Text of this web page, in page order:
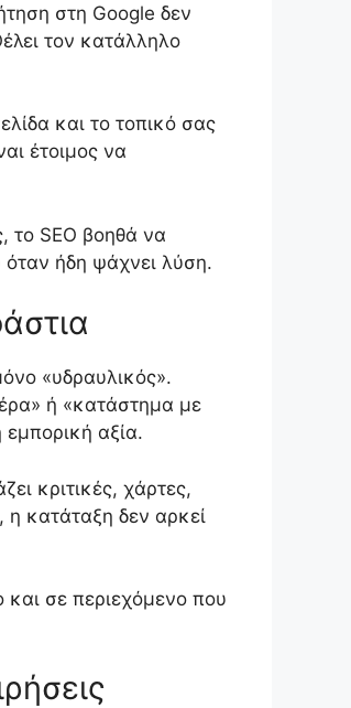
στη Google δεν
τον κατάλληλο
και το τοπικό σας
έτοιμος να
το SEO βοηθά να
όταν ήδη ψάχνει λύση.
«υδραυλικός».
ή «κατάστημα με
αξία.
κριτικές, χάρτες,
κατάταξη δεν αρκεί
και σε περιεχόμενο που